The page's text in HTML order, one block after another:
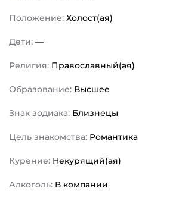
Положение: Холост(ая)
Дети: —
Религия: Православный(ая)
Образование: Высшее
Знак зодиака: Близнецы
Цель знакомства: Романтика
Курение: Некурящий(ая)
Алкоголь: В компании